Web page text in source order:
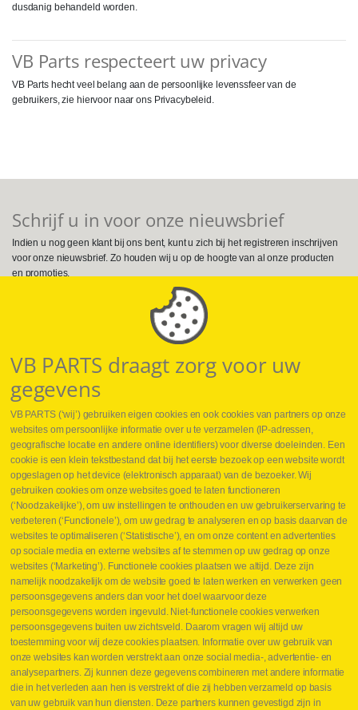
dusdanig behandeld worden.
VB Parts respecteert uw privacy
VB Parts hecht veel belang aan de persoonlijke levenssfeer van de
gebruikers, zie hiervoor naar ons Privacybeleid.
Schrijf u in voor onze nieuwsbrief
Indien u nog geen klant bij ons bent, kunt u zich bij het registreren inschrijven
voor onze nieuwsbrief. Zo houden wij u op de hoogte van al onze producten
en promoties.
Volg ons op Social Media
Webshop
Nieuws
Jobs
Contact
Leveringen
Drukcontrole set
Persmaten
Herstellen cilinders
Hoe opmeten?
Hydrogroepen
Hydraulische slangen
Contact VB Parts
Abraham Hansstraat 7 ,B-8800 Roeselare
Tel. +32 (0)51 24 06 05
VB PARTS draagt zorg voor uw
gegevens
VB PARTS (‘wij’) gebruiken eigen cookies en ook cookies van partners op onze
websites om persoonlijke informatie over u te verzamelen (IP-adressen,
geografische locatie en andere online identifiers) voor diverse doeleinden. Een
cookie is een klein tekstbestand dat bij het eerste bezoek op een website wordt
opgeslagen op het device (elektronisch apparaat) van de bezoeker. Wij
gebruiken cookies om onze websites goed te laten functioneren
(‘Noodzakelijke’), om uw instellingen te onthouden en uw gebruikerservaring te
verbeteren (‘Functionele’), om uw gedrag te analyseren en op basis daarvan de
websites te optimaliseren (‘Statistische’), en om onze content en advertenties
op sociale media en externe websites af te stemmen op uw gedrag op onze
websites (‘Marketing’). Functionele cookies plaatsen we altijd. Deze zijn
namelijk noodzakelijk om de website goed te laten werken en verwerken geen
persoonsgegevens anders dan voor het doel waarvoor deze
persoonsgegevens worden ingevuld. Niet-functionele cookies verwerken
persoonsgegevens buiten uw zichtsveld. Daarom vragen wij altijd uw
toestemming voor wij deze cookies plaatsen. Informatie over uw gebruik van
onze websites kan worden verstrekt aan onze social media-, advertentie- en
analysepartners. Zij kunnen deze gegevens combineren met andere informatie
die in het verleden aan hen is verstrekt of die zij hebben verzameld op basis
van uw gebruik van hun diensten. Deze partners kunnen gevestigd zijn in